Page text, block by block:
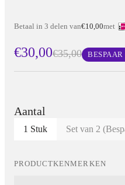
Betaal in 3 delen van€10,00met
€30,00€35,00 BESPAAR
Aantal
1 Stuk Set van 2
PRODUCTKENMERKEN